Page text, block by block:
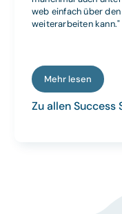
web einfach über
weiterarbeiten kann."
Mehr lesen
Zu allen Success